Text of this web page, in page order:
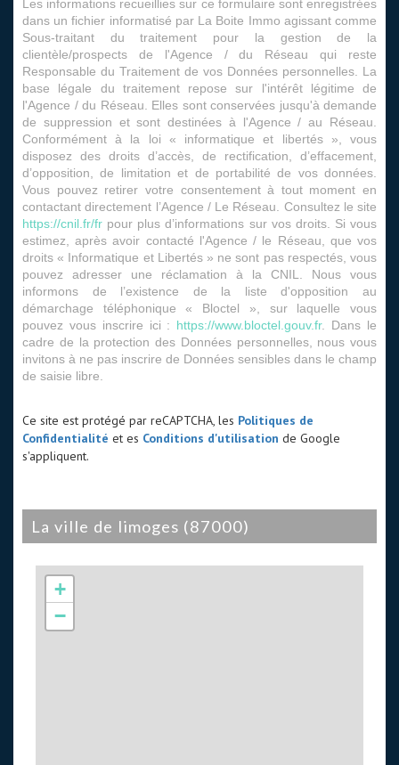
Les informations recueillies sur ce formulaire sont enregistrées
dans un fichier informatisé par La Boite Immo agissant comme
Sous-traitant du traitement pour la gestion de la
clientèle/prospects de l'Agence / du Réseau qui reste
Responsable du Traitement de vos Données personnelles. La
base légale du traitement repose sur l'intérêt légitime de
l'Agence / du Réseau. Elles sont conservées jusqu'à demande
de suppression et sont destinées à l'Agence / au Réseau.
Conformément à la loi « informatique et libertés », vous
disposez des droits d’accès, de rectification, d’effacement,
d’opposition, de limitation et de portabilité de vos données.
Vous pouvez retirer votre consentement à tout moment en
contactant directement l’Agence / Le Réseau. Consultez le site
https://cnil.fr/fr pour plus d’informations sur vos droits. Si vous
estimez, après avoir contacté l'Agence / le Réseau, que vos
droits « Informatique et Libertés » ne sont pas respectés, vous
pouvez adresser une réclamation à la CNIL. Nous vous
informons de l’existence de la liste d'opposition au
démarchage téléphonique « Bloctel », sur laquelle vous
pouvez vous inscrire ici : https://www.bloctel.gouv.fr. Dans le
cadre de la protection des Données personnelles, nous vous
invitons à ne pas inscrire de Données sensibles dans le champ
de saisie libre.
Ce site est protégé par reCAPTCHA, les Politiques de
Confidentialité et es Conditions d'utilisation de Google
s'appliquent.
la ville de limoges (87000)
+
−